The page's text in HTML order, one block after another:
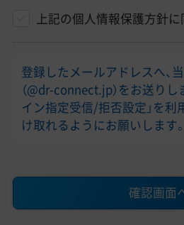
上記の個人情報保護方針に
登録したメールアドレスへ、
（@dr-connect.jp）をお送りし
イン指定受信/拒否設定」を
け取れるようにお願いします。
確認画面